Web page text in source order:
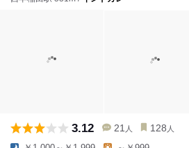
3.12 21 人 128 人